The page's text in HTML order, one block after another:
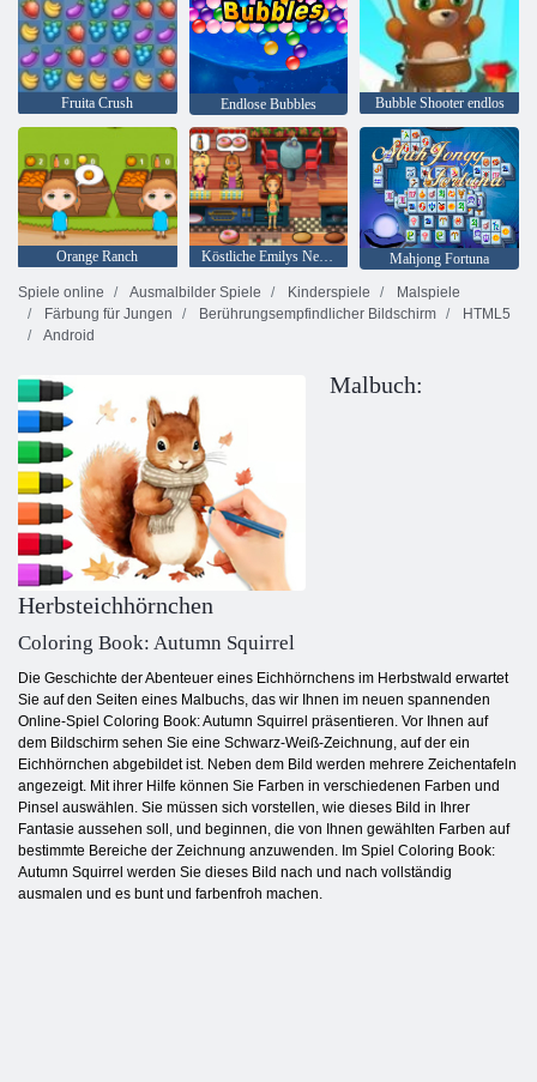
Fruita Crush Endlose Bubbles Bubble Shooter endlos
Orange Ranch Köstliche Emilys New Beginning
Mahjong Fortuna
Spiele online
Ausmalbilder Spiele Kinderspiele
Malspiele
Färbung für Jungen
Berührungsempfindlicher Bildschirm
HTML5
Android
Malbuch:
Herbsteichhörnchen
Coloring Book: Autumn Squirrel
Die Geschichte der Abenteuer eines Eichhörnchens im Herbstwald erwartet
Sie auf den Seiten eines Malbuchs, das wir Ihnen im neuen spannenden
Online-Spiel Coloring Book: Autumn Squirrel präsentieren. Vor Ihnen auf
dem Bildschirm sehen Sie eine Schwarz-Weiß-Zeichnung, auf der ein
Eichhörnchen abgebildet ist. Neben dem Bild werden mehrere Zeichentafeln
angezeigt. Mit ihrer Hilfe können Sie Farben in verschiedenen Farben und
Pinsel auswählen. Sie müssen sich vorstellen, wie dieses Bild in Ihrer
Fantasie aussehen soll, und beginnen, die von Ihnen gewählten Farben auf
bestimmte Bereiche der Zeichnung anzuwenden. Im Spiel Coloring Book:
Autumn Squirrel werden Sie dieses Bild nach und nach vollständig
ausmalen und es bunt und farbenfroh machen.